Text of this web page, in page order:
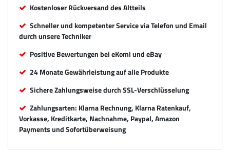
Kostenloser Rückversand des Altteils
Schneller und kompetenter Service via Telefon und Email
durch unsere Techniker
Positive Bewertungen bei eKomi und eBay
24 Monate Gewährleistung auf alle Produkte
Sichere Zahlungsweise durch SSL-Verschlüsselung
Zahlungsarten: Klarna Rechnung, Klarna Ratenkauf,
Vorkasse, Kreditkarte, Nachnahme, Paypal, Amazon
Payments und Sofortüberweisung